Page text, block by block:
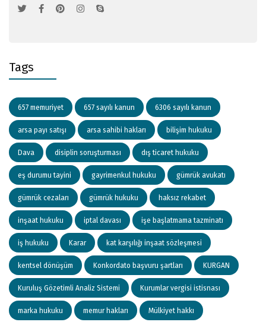
Tags
657 memuriyet 657 sayılı kanun 6306 sayılı kanun
arsa payı satışı arsa sahibi hakları bilişim hukuku
Dava disiplin soruşturması dış ticaret hukuku
eş durumu tayini gayrimenkul hukuku gümrük avukatı
gümrük cezaları gümrük hukuku haksız rekabet
inşaat hukuku iptal davası işe başlatmama tazminatı
iş hukuku Karar kat karşılığı inşaat sözleşmesi
kentsel dönüşüm Konkordato başvuru şartları KURGAN
Kuruluş Gözetimli Analiz Sistemi Kurumlar vergisi istisnası
marka hukuku memur hakları Mülkiyet hakkı